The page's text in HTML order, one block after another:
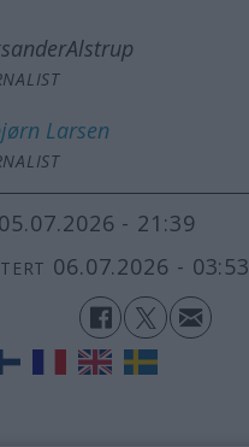
Alstrup
Larsen
05.07.2026 - 21:39
06.07.2026 - 03:53